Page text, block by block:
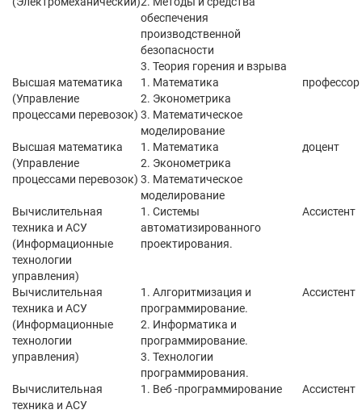
обеспечения
производственной
безопасности
3. Теория горения и взрыва
Высшая математика
(Управление
процессами перевозок)
1. Математика
2. Эконометрика
3. Математическое
моделирование
профессор
Высшая математика
(Управление
процессами перевозок)
1. Математика
2. Эконометрика
3. Математическое
моделирование
доцент
Вычислительная
техника и АСУ
(Информационные
технологии
управления)
1. Системы
автоматизированного
проектирования.
Ассистент
Вычислительная
техника и АСУ
(Информационные
технологии
управления)
1. Алгоритмизация и
программирование.
2. Информатика и
программирование.
3. Технологии
программирования.
Ассистент
Вычислительная
техника и АСУ
1. Веб -программирование Ассистент